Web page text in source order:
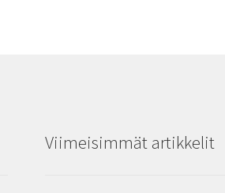
Viimeisimmät artikkelit